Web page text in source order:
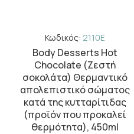
Κωδικός: 2110E
Body Desserts Hot
Chocolate (Ζεστή
σοκολάτα) Θερμαντικό
απολεπιστικό σώματος
κατά της κυτταρίτιδας
(προϊόν που προκαλεί
θερμότητα), 450ml